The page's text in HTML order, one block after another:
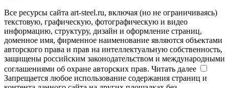
Все ресурсы сайта art-steel.ru, включая (но не ограничиваясь)
текстовую, графическую, фотографическую и видео
информацию, структуру, дизайн и оформление страниц,
доменное имя, фирменное наименование являются объектами
авторского права и прав на интеллектуальную собственность,
защищены российским законодательством и международными
соглашениями об охране авторских прав. Читать далее
Запрещается любое использование содержания страниц и